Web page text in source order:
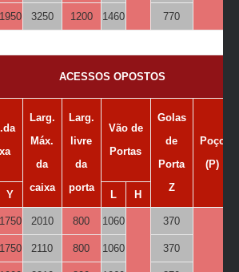
1950 3250 1200 1460 770
ACESSOS OPOSTOS
Larg.
Máx.
da
caixa
Larg.
livre
da
porta
Vão de
Portas
Golas
de
Porta
Z
Poço
(P)
Y L H
1750 2010 800 1060 370
1750 2110 800 1060 370